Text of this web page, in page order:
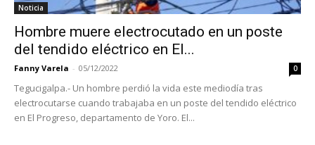
Noticia
Hombre muere electrocutado en un poste
del tendido eléctrico en El...
Fanny Varela - 05/12/2022 0
Tegucigalpa.- Un hombre perdió la vida este mediodía tras
electrocutarse cuando trabajaba en un poste del tendido eléctrico
en El Progreso, departamento de Yoro. El...